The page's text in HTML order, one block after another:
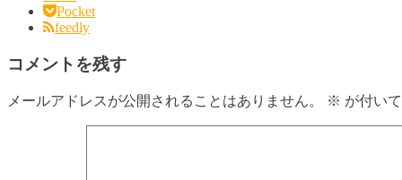
Pocket
feedly
コメントを残す
メールアドレスが公開されることはありません。 ※ が付い